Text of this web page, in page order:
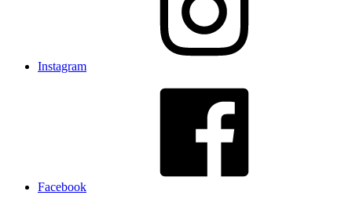
Instagram
Facebook